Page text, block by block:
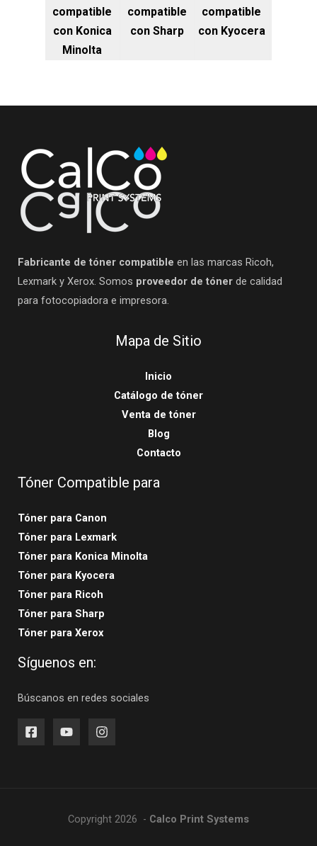
compatible
con Konica
Minolta
compatible
con Sharp
compatible
con Kyocera
Fabricante de tóner compatible en las marcas Ricoh,
Lexmark y Xerox. Somos proveedor de tóner de calidad
para fotocopiadora e impresora.
Mapa de Sitio
Inicio
Catálogo de tóner
Venta de tóner
Blog
Contacto
Tóner Compatible para
Tóner para Canon
Tóner para Lexmark
Tóner para Konica Minolta
Tóner para Kyocera
Tóner para Ricoh
Tóner para Sharp
Tóner para Xerox
Síguenos en:
Búscanos en redes sociales
Copyright 2026 - Calco Print Systems